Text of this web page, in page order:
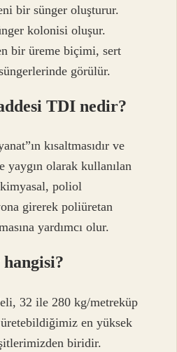
bir sünger oluşturur.
kolonisi oluşur.
bir üreme biçimi, sert
görülür.
TDI nedir?
kısaltmasıdır ve
yaygın olarak kullanılan
poliol
girerek poliüretan
yardımcı olur.
32 ile 280 kg/metreküp
üretebildiğimiz en yüksek
biridir.